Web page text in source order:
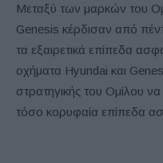
Μεταξύ των μαρκών του
Genesis κέρδισαν από
τα εξαιρετικά επίπεδα
οχήματα Hyundai και
στρατηγικής του Ομίλου
τόσο κορυφαία επίπεδα